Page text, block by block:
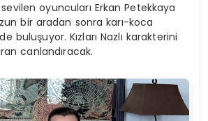
sevilen oyuncuları Erkan Petekkaya
bir aradan sonra karı-koca
buluşuyor. Kızları Nazlı karakterini
canlandıracak.